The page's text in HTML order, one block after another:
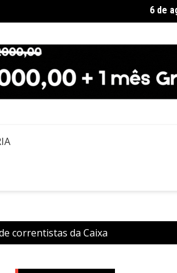
Federação PSOL-Rede oficializa apoio à
6 de
correntistas da Caixa